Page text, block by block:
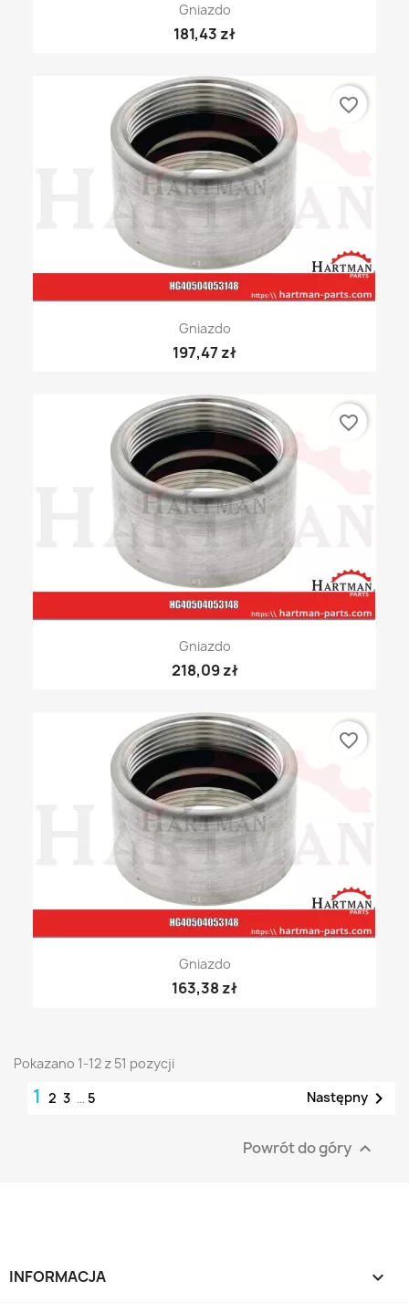
Gniazdo
181,43 zł
Gniazdo
197,47 zł
favorite_border
Gniazdo
218,09 zł
favorite_border
Gniazdo
163,38 zł
favorite_border
Pokazano 1-12 z 51 pozycji
1 2 3 … 5 Następny 
Powrót do góry 
INFORMACJA 